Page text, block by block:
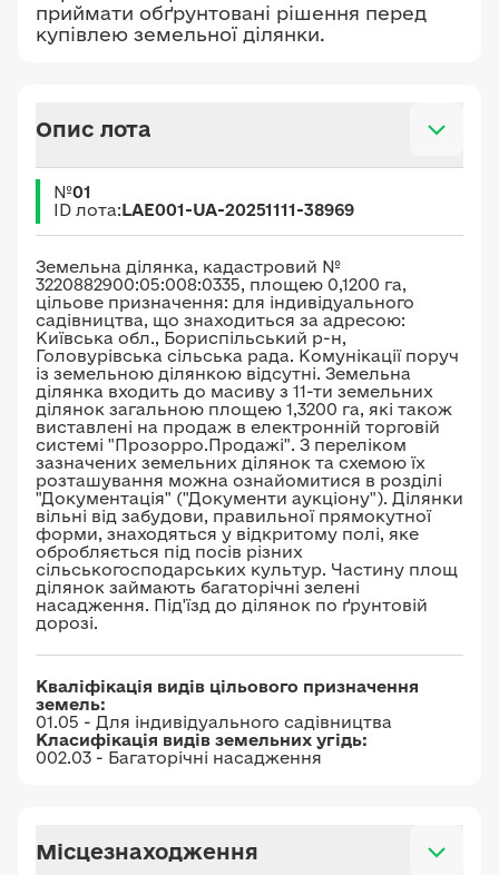
приймати обґрунтовані рішення перед
купівлею земельної ділянки.
Опис лота
№01
ID лота:LAE001-UA-20251111-38969
Земельна ділянка, кадастровий №
3220882900:05:008:0335, площею 0,1200 га,
цільове призначення: для індивідуального
садівництва, що знаходиться за адресою:
Київська обл., Бориспільський р-н,
Головурівська сільська рада. Комунікації поруч
із земельною ділянкою відсутні. Земельна
ділянка входить до масиву з 11-ти земельних
ділянок загальною площею 1,3200 га, які також
виставлені на продаж в електронній торговій
системі "Прозорро.Продажі". З переліком
зазначених земельних ділянок та схемою їх
розташування можна ознайомитися в розділі
"Документація" ("Документи аукціону"). Ділянки
вільні від забудови, правильної прямокутної
форми, знаходяться у відкритому полі, яке
обробляється під посів різних
сільськогосподарських культур. Частину площ
ділянок займають багаторічні зелені
насадження. Під'їзд до ділянок по ґрунтовій
дорозі.
Кваліфікація видів цільового призначення
земель:
01.05 - Для індивідуального садівництва
Класифікація видів земельних угідь:
002.03 - Багаторічні насадження
Місцезнаходження